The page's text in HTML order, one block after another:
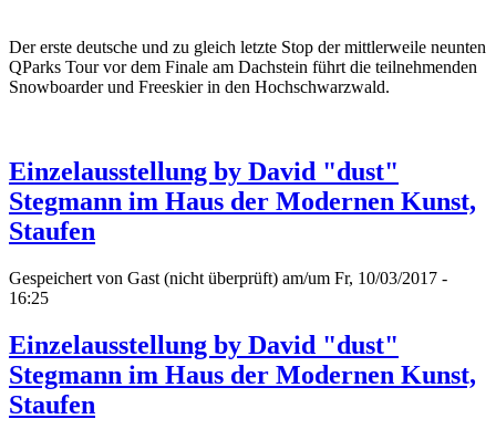
Der erste deutsche und zu gleich letzte Stop der mittlerweile neunten
QParks Tour vor dem Finale am Dachstein führt die teilnehmenden
Snowboarder und Freeskier in den Hochschwarzwald.
Einzelausstellung by David "dust"
Stegmann im Haus der Modernen Kunst,
Staufen
Gespeichert von Gast (nicht überprüft) am/um Fr, 10/03/2017 -
16:25
Einzelausstellung by David "dust"
Stegmann im Haus der Modernen Kunst,
Staufen